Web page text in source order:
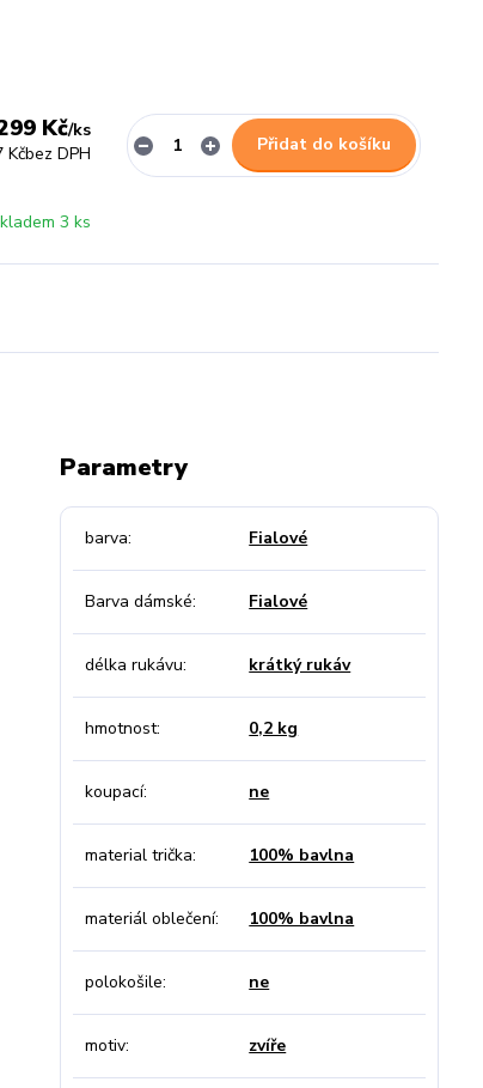
Kč/ks
Kčbez DPH
3 ks
Přidat do košíku
Parametry
barva Fialové
Barva dámské Fialové
délka rukávu krátký rukáv
hmotnost 0,2 kg
koupací ne
material trička 100% bavlna
materiál oblečení 100% bavlna
polokošile ne
motiv zvíře